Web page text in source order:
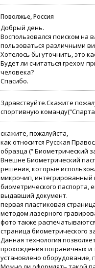
Поволжье, Россия
Добрый день.
Воспользовался поиском на
пользоваться различными
Хотелось бы уточнить, это
Будет ли считаться грехом
человека?
Спасибо.
Здравствуйте.Скажите
спортивную
скажите, пожалуйста,
как относится Русская
образца (“ Биометрический
Внешне Биометрический
решения, которые
микрочип,
биометрического паспорта,
выдавший документ.
первая пластиковая
методом лазерного
фото также
страница биометрического
Данная технология
прохождения пограничных и
установлено